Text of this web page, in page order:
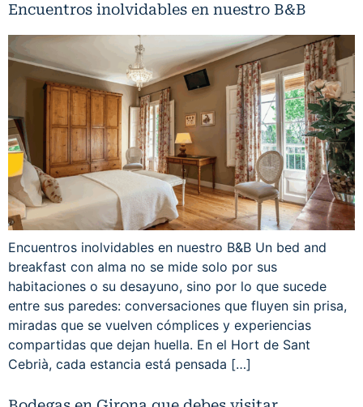
Encuentros inolvidables en nuestro B&B
Encuentros inolvidables en nuestro B&B Un bed and
breakfast con alma no se mide solo por sus
habitaciones o su desayuno, sino por lo que sucede
entre sus paredes: conversaciones que fluyen sin prisa,
miradas que se vuelven cómplices y experiencias
compartidas que dejan huella. En el Hort de Sant
Cebrià, cada estancia está pensada […]